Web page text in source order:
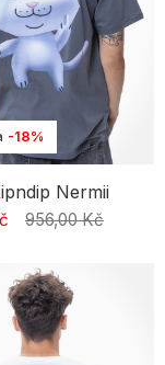
-18%
Nermii
956,00 Kč